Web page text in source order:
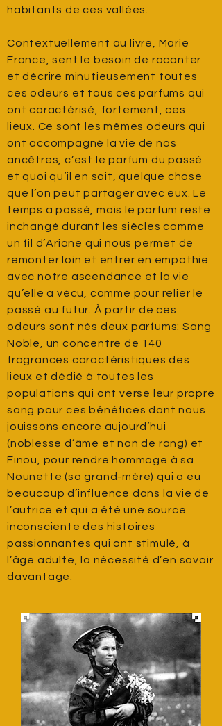
habitants de ces vallées.
Contextuellement au livre, Marie
France, sent le besoin de raconter
et décrire minutieusement toutes
ces odeurs et tous ces parfums qui
ont caractérisé, fortement, ces
lieux. Ce sont les mêmes odeurs qui
ont accompagné la vie de nos
ancêtres, c’est le parfum du passé
et quoi qu’il en soit, quelque chose
que l’on peut partager avec eux. Le
temps a passé, mais le parfum reste
inchangé durant les siècles comme
un fil d’Ariane qui nous permet de
remonter loin et entrer en empathie
avec notre ascendance et la vie
qu’elle a vécu, comme pour relier le
passé au futur. À partir de ces
odeurs sont nés deux parfums: Sang
Noble, un concentré de 140
fragrances caractéristiques des
lieux et dédié à toutes les
populations qui ont versé leur propre
sang pour ces bénéfices dont nous
jouissons encore aujourd’hui
(noblesse d’âme et non de rang) et
Finou, pour rendre hommage à sa
Nounette (sa grand-mère) qui a eu
beaucoup d’influence dans la vie de
l’autrice et qui a été une source
inconsciente des histoires
passionnantes qui ont stimulé, à
l’âge adulte, la nécessité d’en savoir
davantage.